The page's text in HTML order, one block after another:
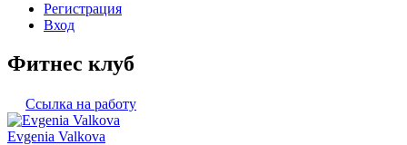
Регистрация
Вход
Фитнес клуб
Ссылка на работу
Evgenia Valkova